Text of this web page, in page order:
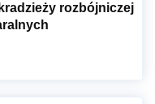
rozbójniczej